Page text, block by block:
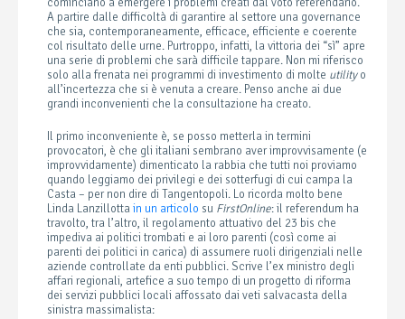
A partire dalle difficoltà di garantire al settore una governance
che sia, contemporaneamente, efficace, efficiente e coerente
col risultato delle urne. Purtroppo, infatti, la vittoria dei “sì” apre
una serie di problemi che sarà difficile tappare. Non mi riferisco
solo alla frenata nei programmi di investimento di molte utilityo
all’incertezza che si è venuta a creare. Penso anche ai due
grandi inconvenienti che la consultazione ha creato.
Il primo inconveniente è, se posso metterla in termini
provocatori, è che gli italiani sembrano aver improvvisamente (e
improvvidamente) dimenticato la rabbia che tutti noi proviamo
quando leggiamo dei privilegi e dei sotterfugi di cui campa la
Casta – per non dire di Tangentopoli. Lo ricorda molto bene
Linda Lanzillottain un articolo su FirstOnline: il referendum ha
travolto, tra l’altro, il regolamento attuativo del 23 bis che
impediva ai politici trombati e ai loro parenti (così come ai
parenti dei politici in carica) di assumere ruoli dirigenziali nelle
aziende controllate da enti pubblici. Scrive l’ex ministro degli
affari regionali, artefice a suo tempo di un progetto di riforma
dei servizi pubblici locali affossato dai veti salvacasta della
sinistra massimalista: